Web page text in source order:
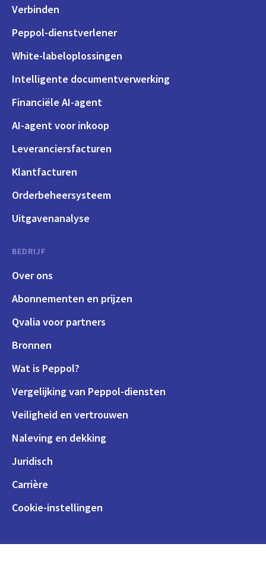
Verbinden
Peppol-dienstverlener
White-labeloplossingen
Intelligente documentverwerking
Financiële AI-agent
AI-agent voor inkoop
Leveranciersfacturen
Klantfacturen
Orderbeheersysteem
Uitgavenanalyse
BEDRIJF
Over ons
Abonnementen en prijzen
Qvalia voor partners
Bronnen
Wat is Peppol?
Vergelijking van Peppol-diensten
Veiligheid en vertrouwen
Naleving en dekking
Juridisch
Carrière
Cookie-instellingen